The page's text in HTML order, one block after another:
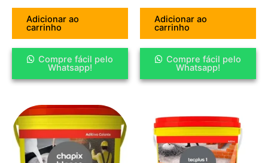
Adicionar ao
carrinho
Compre fácil pelo
Whatsapp!
Adicionar ao
carrinho
Compre fácil pelo
Whatsapp!